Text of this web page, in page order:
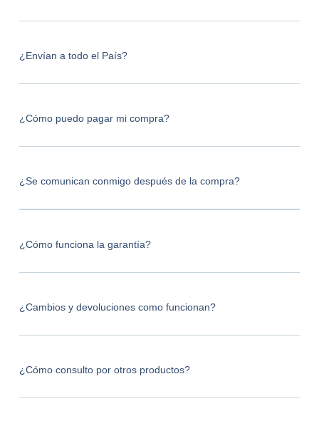
¿Envían a todo el País?
¿Cómo puedo pagar mi compra?
¿Se comunican conmigo después de la compra?
¿Cómo funciona la garantía?
¿Cambios y devoluciones como funcionan?
¿Cómo consulto por otros productos?